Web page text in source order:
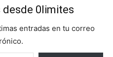
desde 0limites
entradas en tu correo